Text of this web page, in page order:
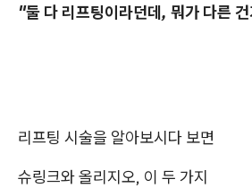
"둘 다 리프팅이라던데, 뭐가 다른
리프팅 시술을 알아보시다 보면
슈링크와 올리지오, 이 두 가지